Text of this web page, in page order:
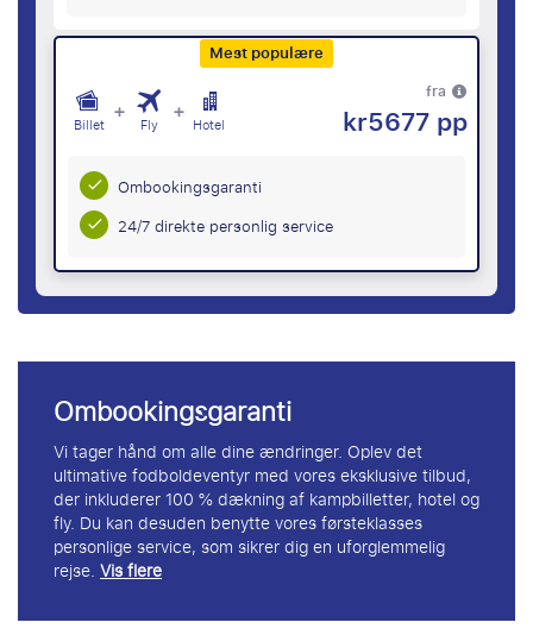
Mest populære
Billet + Fly + Hotel
fra
kr5677 pp
Ombookingsgaranti
24/7 direkte personlig service
Ombookingsgaranti
Vi tager hånd om alle dine ændringer. Oplev det
ultimative fodboldeventyr med vores eksklusive tilbud,
der inkluderer 100 % dækning af kampbilletter, hotel og
fly. Du kan desuden benytte vores førsteklasses
personlige service, som sikrer dig en uforglemmelig
rejse.Vis flere